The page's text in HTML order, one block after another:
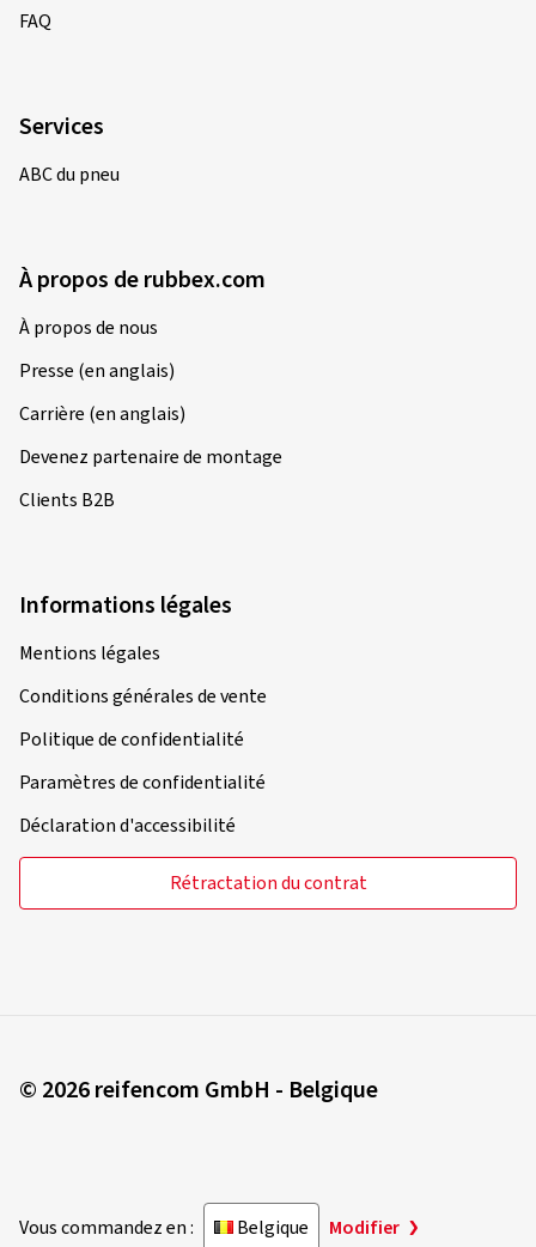
FAQ
Services
ABC du pneu
À propos de rubbex.com
À propos de nous
Presse (en anglais)
Carrière (en anglais)
Devenez partenaire de montage
Clients B2B
Informations légales
Mentions légales
Conditions générales de vente
Politique de confidentialité
Paramètres de confidentialité
Déclaration d'accessibilité
Rétractation du contrat
© 2026 reifencom GmbH - Belgique
Vous commandez en : Belgique Modifier